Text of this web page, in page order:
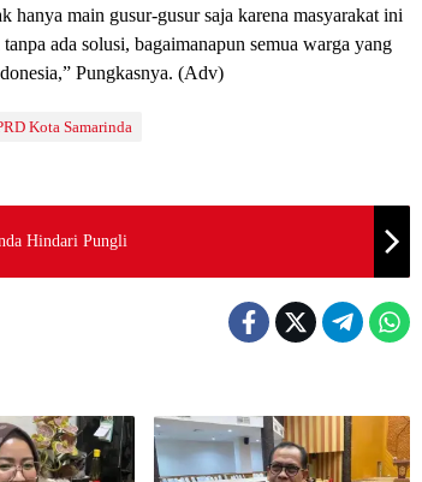
hanya main gusur-gusur saja karena masyarakat ini
ada solusi, bagaimanapun semua warga yang
Pungkasnya. (Adv)
Kota Samarinda
Hindari Pungli